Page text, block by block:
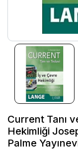
Current Tanı
Hekimliği
Palme